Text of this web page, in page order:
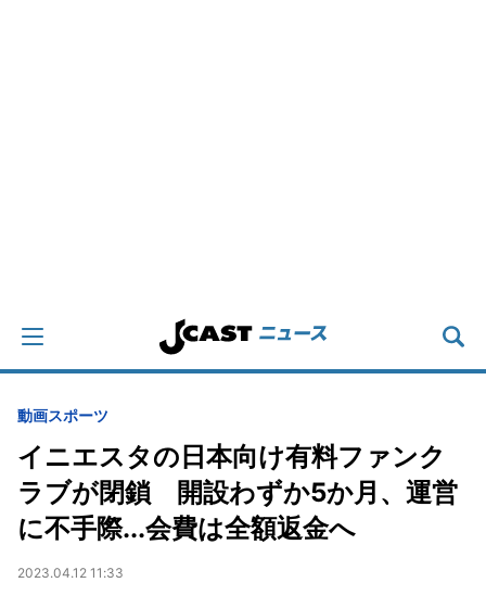
動画スポーツ
イニエスタの日本向け有料ファンク
ラブが閉鎖 開設わずか5か月、運営
に不手際...会費は全額返金へ
2023.04.12 11:33